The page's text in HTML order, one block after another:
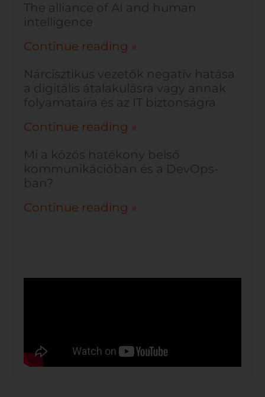
The alliance of AI and human
intelligence
Continue reading »
Nárcisztikus vezetők negatív hatása
a digitális átalakulásra vagy annak
folyamataira és az IT biztonságra
Continue reading »
Mi a közös hatékony belső
kommunikációban és a DevOps-
ban?
Continue reading »